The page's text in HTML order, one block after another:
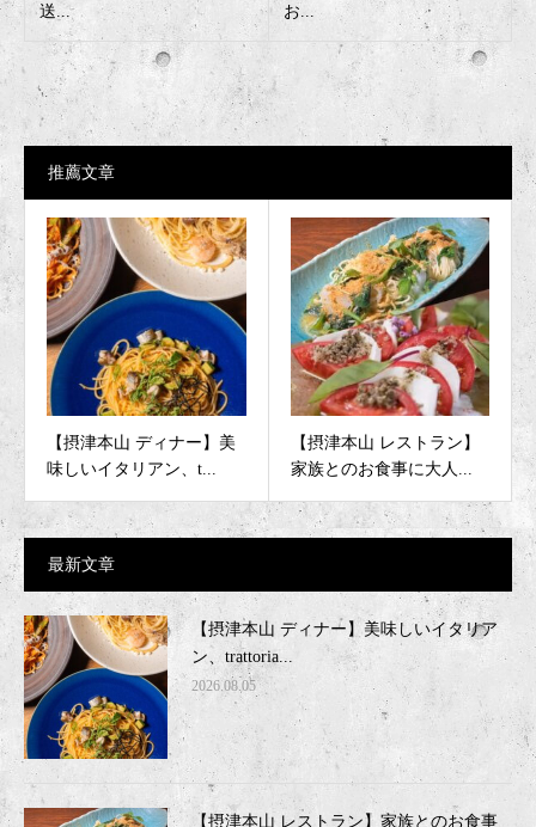
送...
お...
推薦文章
【摂津本山 ディナー】美
味しいイタリアン、t...
【摂津本山 レストラン】
家族とのお食事に大人...
最新文章
【摂津本山 ディナー】美味しいイタリア
ン、trattoria...
2026.08.05
【摂津本山 レストラン】家族とのお食事